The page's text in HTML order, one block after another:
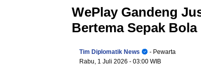
WePlay Gandeng
Bertema Sepak
Tim Diplomatik News
- Pewarta
Rabu, 1 Juli 2026 - 03:00 WIB